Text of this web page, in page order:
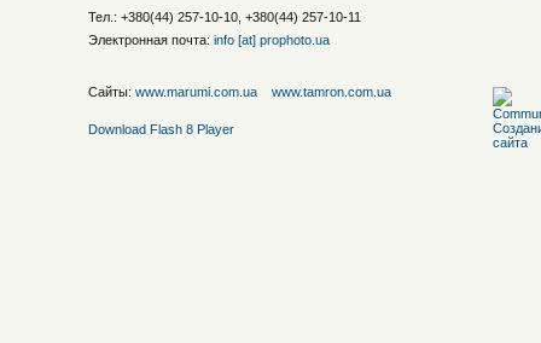
Тел.: +380(44) 257-10-10, +380(44) 257-10-11
Электронная почта: info [at] prophoto.ua
Сайты: www.marumi.com.ua www.tamron.com.ua
Download Flash 8 Player